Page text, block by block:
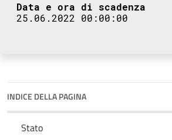
Data e ora di scadenza
25.06.2022 00:00:00
INDICE DELLA PAGINA
Stato